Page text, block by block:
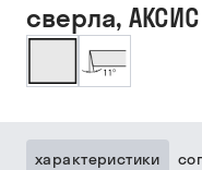
сверла, АКСИС
характеристики